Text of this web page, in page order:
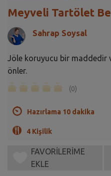
Meyveli Tartölet
Sahrap Soysal
Jöle koruyucu bir maddedir
önler.
(0)
Hazırlama 10 dakika
4 Kişilik
FAVORİLERİME
EKLE